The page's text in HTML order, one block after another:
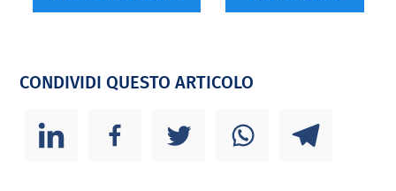
CONDIVIDI QUESTO ARTICOLO